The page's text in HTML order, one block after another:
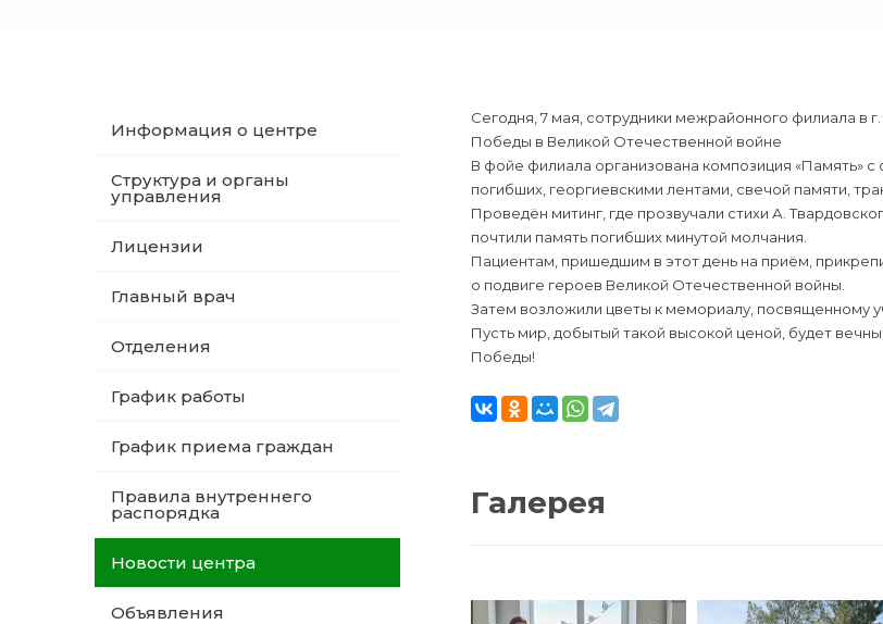
Информация о центре
Структура и органы
управления
Лицензии
Главный врач
Отделения
График работы
График приема граждан
Правила внутреннего
распорядка
Новости центра
Объявления
Сегодня, 7 мая, сотрудники межрайонного филиала в
Победы в Великой Отечественной войне
В фойе филиала организована композиция «Память»
погибших, георгиевскими лентами, свечой памяти,
Проведён митинг, где прозвучали стихи А.
почтили память погибших минутой молчания.
Пациентам, пришедшим в этот день на приём,
о подвиге героев Великой Отечественной войны.
Затем возложили цветы к мемориалу, посвященному
Пусть мир, добытый такой высокой ценой, будет
Победы!
Галерея